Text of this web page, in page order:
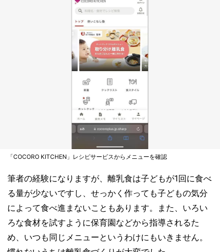
「COCORO KITCHEN」レシピサービスからメニューを確認
筆者の経験になりますが、離乳食は子どもが1回に食べ
る量が少ないですし、せっかく作っても子どもの気分
によって食べ進まないこともあります。また、いろい
ろな食材を試すように保育園などから指導されるた
め、いつも同じメニューというわけにもいきません。